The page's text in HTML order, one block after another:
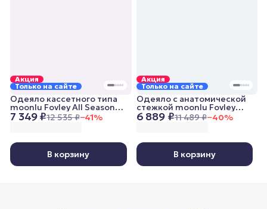
Акция
Только на сайте
7 349 ₽12 535 ₽−41%
Одеяло кассетного типа
moonlu Fovley All Seasons,
200x220 см, всесезонное
В корзину
Акция
Только на сайте
6 889 ₽11 489 ₽−40%
Одеяло с анатомической
стежкой moonlu Fovley
Lightweight, 200x220 см,
облегченное
В корзину